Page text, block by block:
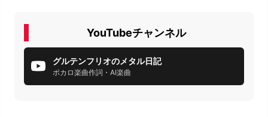
YouTubeチャンネル
グルテンフリオのメタル日記
ボカロ楽曲作詞・AI楽曲